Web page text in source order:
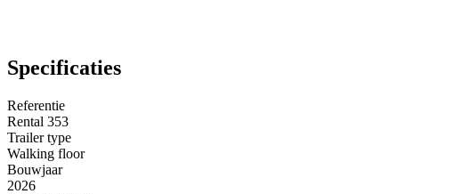
Specificaties
Referentie
Rental 353
Trailer type
Walking floor
Bouwjaar
2026